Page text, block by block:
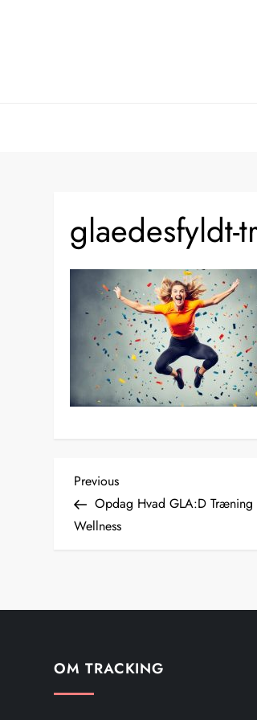
glaedesfyldt-
I
n
l
g
Previous
Post
Previous
Opdag Hvad GLA:D
Wellness
OM TRACKING